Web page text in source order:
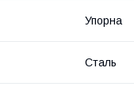
Упорна
Сталь